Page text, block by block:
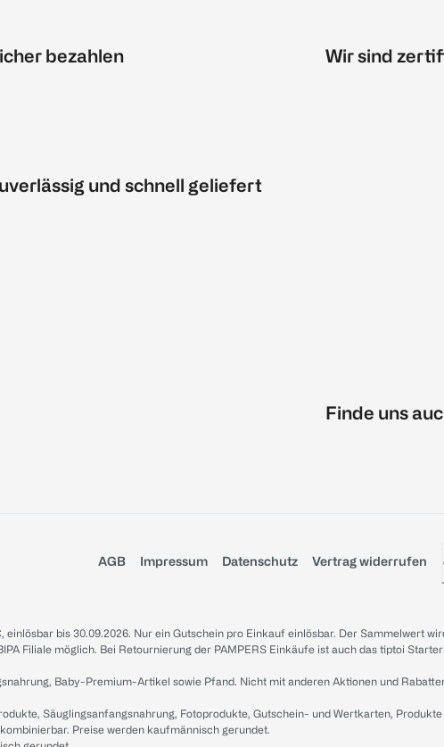
bezahlen
und schnell geliefert
Wir sind
Finde uns
AGB Impressum Datenschutz Vertrag widerrufen
bis 30.09.2026. Nur ein Gutschein pro Einkauf einlösbar. Der Sammelwert
Filiale möglich. Bei Retournierung der PAMPERS Einkäufe ist auch das tiptoi
Baby-Premium-Artikel sowie Pfand. Nicht mit anderen Aktionen und
Säuglingsanfangsnahrung, Fotoprodukte, Gutschein- und Wertkarten,
Preise werden kaufmännisch gerundet.